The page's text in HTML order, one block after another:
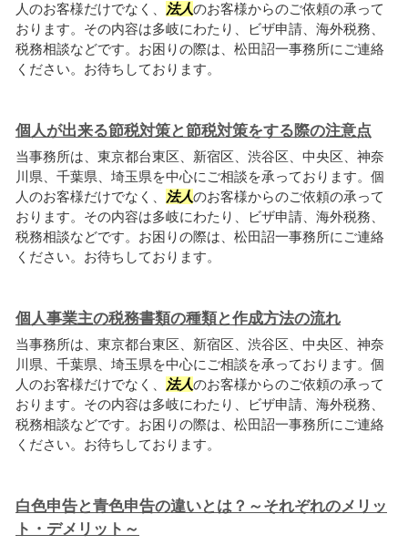
人のお客様だけでなく、
法人のお客様からのご依頼の承って
おります。その内容は多岐にわたり、ビザ申請、海外税務、
税務相談などです。お困りの際は、松田詔一事務所にご連絡
ください。お待ちしております。
個人が出来る節税対策と節税対策をする際の注意点
当事務所は、東京都台東区、新宿区、渋谷区、中央区、神奈
川県、千葉県、埼玉県を中心にご相談を承っております。個
人のお客様だけでなく、
法人のお客様からのご依頼の承って
おります。その内容は多岐にわたり、ビザ申請、海外税務、
税務相談などです。お困りの際は、松田詔一事務所にご連絡
ください。お待ちしております。
個人事業主の税務書類の種類と作成方法の流れ
当事務所は、東京都台東区、新宿区、渋谷区、中央区、神奈
川県、千葉県、埼玉県を中心にご相談を承っております。個
人のお客様だけでなく、
法人のお客様からのご依頼の承って
おります。その内容は多岐にわたり、ビザ申請、海外税務、
税務相談などです。お困りの際は、松田詔一事務所にご連絡
ください。お待ちしております。
白色申告と青色申告の違いとは？～それぞれのメリッ
ト・デメリット～